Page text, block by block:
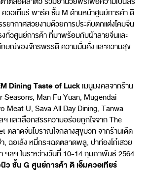
วอเทียร์ พาร์ค ชั้น M ด้านหน้าศูนย์การค้า ดิ
ยากาศสวยงามด้วยการประดับตกแต่งโคมจีน
ทั่วศูนย์การค้า ที่มาพร้อมกับผ้าลายจีนและ
ษณ์ของจักรพรรดิ ความมั่นคั่ง และความสุข
Dining Taste of Luckเมนูมงคลจากร้าน
Seasons, Man Fu Yuan, Mugendai
Meat U, Sava All Day Dining, Tanwa
และเลือกสรรความอร่อยถูกใจจาก The
ตลาดจีนโบราณใจกลางสุขุมวิท จากร้านเด็ด
, ฉอเล้ง หมี่กระเฉดตลาดพลู, ปาท่องโก๋เสวย
ฯลฯ ในระหว่างวันที่ 10-14 กุมภาพันธ์ 2564
ว ชั้นG ศูนย์การค้า ดิ เอ็มควอเทียร์